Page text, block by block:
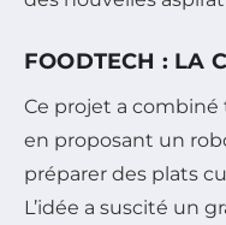
FOODTECH : LA
Ce projet a
en proposant un
préparer des plats
L’idée a suscité un